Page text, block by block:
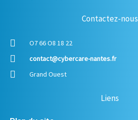
Contactez-nous
O7 66 O8 18 22
contact@cybercare-nantes.fr
Grand Ouest
Liens